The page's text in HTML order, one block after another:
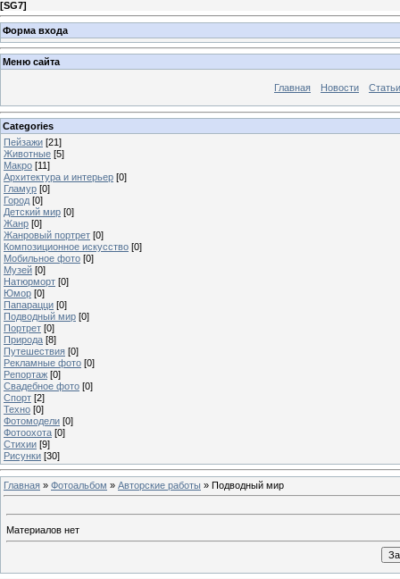
[SG7]
Форма входа
Меню сайта
Главная Новости Статьи
Categories
Пейзажи [21]
Животные [5]
Макро [11]
Архитектура и интерьер [0]
Гламур [0]
Город [0]
Детский мир [0]
Жанр [0]
Жанровый портрет [0]
Композиционное искусство [0]
Мобильное фото [0]
Музей [0]
Натюрморт [0]
Юмор [0]
Папарацци [0]
Подводный мир [0]
Портрет [0]
Природа [8]
Путешествия [0]
Рекламные фото [0]
Репортаж [0]
Свадебное фото [0]
Спорт [2]
Техно [0]
Фотомодели [0]
Фотоохота [0]
Стихии [9]
Рисунки [30]
Главная » Фотоальбом » Авторские работы » Подводный мир
Материалов нет